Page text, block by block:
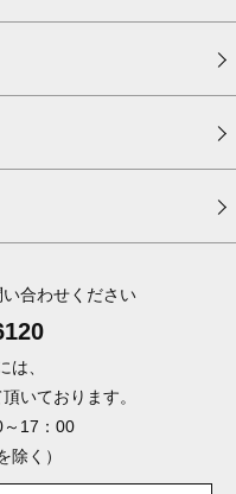
合わせください
は、
いております。
17：00
除く）